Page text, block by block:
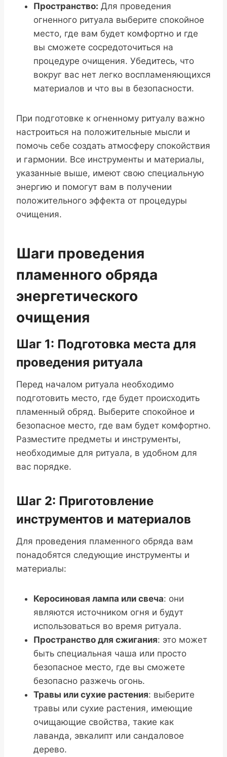
Пространство: Для проведения
огненного ритуала выберите спокойное
место, где вам будет комфортно и где
вы сможете сосредоточиться на
процедуре очищения. Убедитесь, что
вокруг вас нет легко воспламеняющихся
материалов и что вы в безопасности.
При подготовке к огненному ритуалу важно
настроиться на положительные мысли и
помочь себе создать атмосферу спокойствия
и гармонии. Все инструменты и материалы,
указанные выше, имеют свою специальную
энергию и помогут вам в получении
положительного эффекта от процедуры
очищения.
Шаги проведения
пламенного обряда
энергетического
очищения
Шаг 1: Подготовка места для
проведения ритуала
Перед началом ритуала необходимо
подготовить место, где будет происходить
пламенный обряд. Выберите спокойное и
безопасное место, где вам будет комфортно.
Разместите предметы и инструменты,
необходимые для ритуала, в удобном для
вас порядке.
Шаг 2: Приготовление
инструментов и материалов
Для проведения пламенного обряда вам
понадобятся следующие инструменты и
материалы:
Керосиновая лампа или свеча: они
являются источником огня и будут
использоваться во время ритуала.
Пространство для сжигания: это может
быть специальная чаша или просто
безопасное место, где вы сможете
безопасно разжечь огонь.
Травы или сухие растения: выберите
травы или сухие растения, имеющие
очищающие свойства, такие как
лаванда, эвкалипт или сандаловое
дерево.